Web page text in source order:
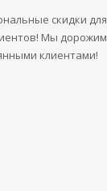
скидки для
Мы дорожим
клиентами!